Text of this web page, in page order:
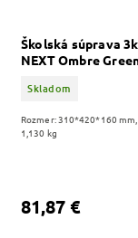
Školská súprava
NEXT Ombre
Skladom
81,87 €
Rozmer: 310*420*160
1,130 kg